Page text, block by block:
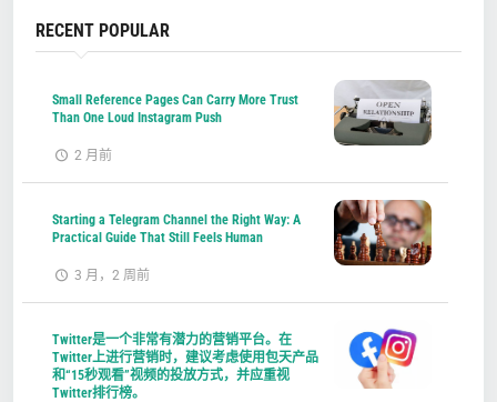
RECENT POPULAR
Small Reference Pages Can Carry More Trust
Than One Loud Instagram Push
2 月前
Starting a Telegram Channel the Right Way: A
Practical Guide That Still Feels Human
3 月，2 周前
Twitter是一个非常有潜力的营销平台。在
Twitter上进行营销时，建议考虑使用包天产品
和“15秒观看”视频的投放方式，并应重视
Twitter排行榜。